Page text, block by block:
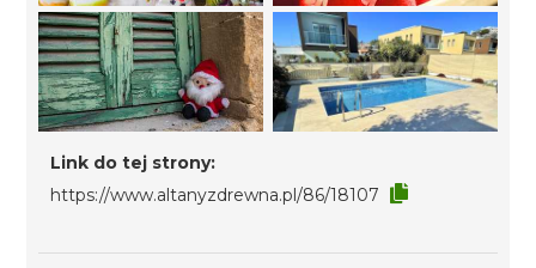
Link do tej strony:
https://www.altanyzdrewna.pl/86/18107